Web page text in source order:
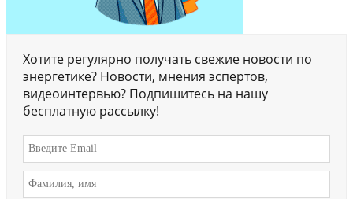
Хотите регулярно получать свежие новости по
энергетике? Новости, мнения эспертов,
видеоинтервью? Подпишитесь на нашу
бесплатную рассылку!